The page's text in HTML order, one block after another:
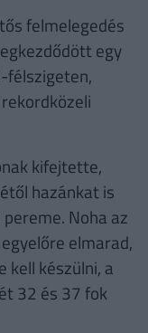
felmelegedés
egy
félszigeten,
kifejtette,
hazánkat is
Noha az
elmarad,
kell készülni, a
32 és 37 fok